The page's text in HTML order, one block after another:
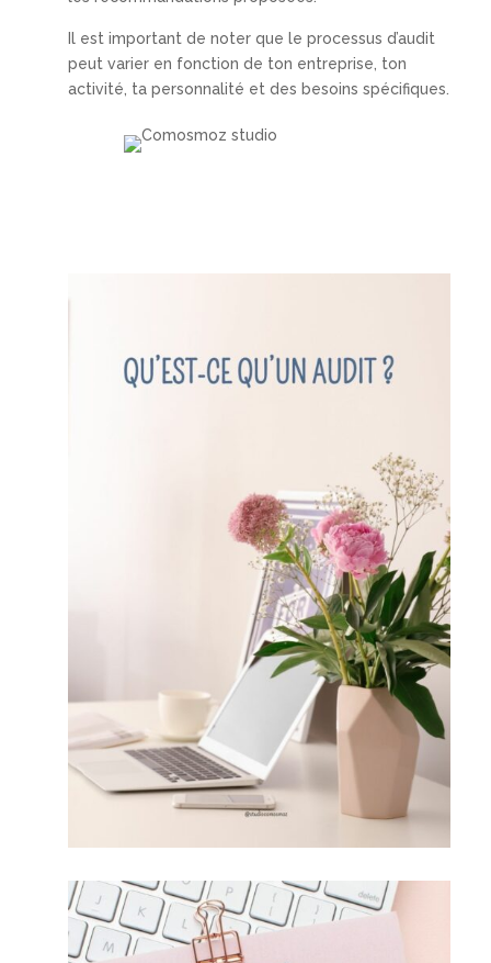
Il est important de noter que le processus d’audit
peut varier en fonction de ton entreprise, ton
activité, ta personnalité et des besoins spécifiques.